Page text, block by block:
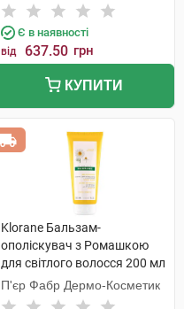
Є в наявності
від 637.50 грн
КУПИТИ
Klorane Бальзам-
ополіскувач з Ромашкою
для світлого волосся 200 мл
1 туба
П'єр Фабр Дермо-Косметик